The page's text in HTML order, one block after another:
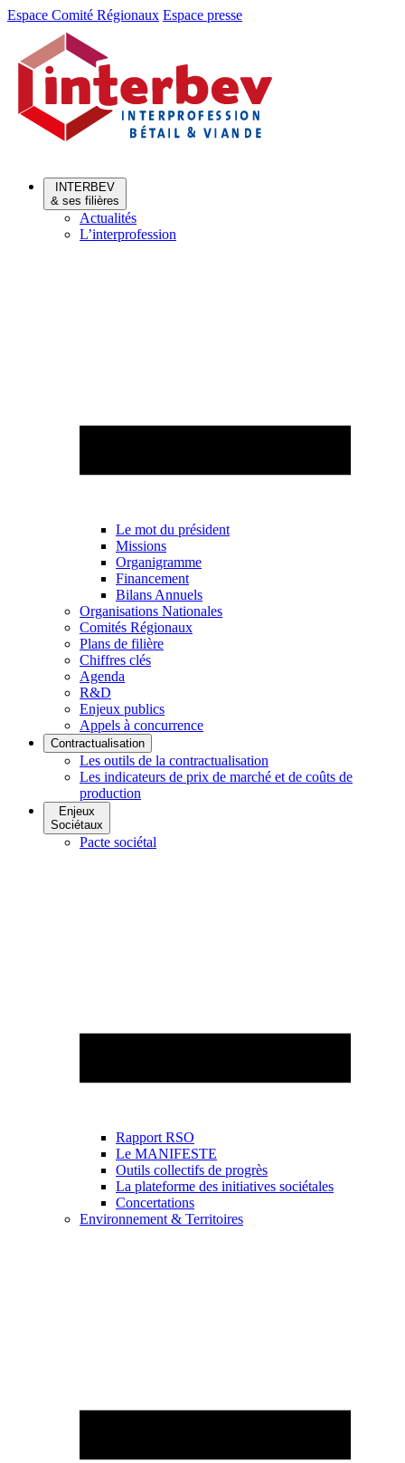
Aller
Aller
contenu
Espace Comité Régionaux Espace presse
INTERBEV
& ses filières
Actualités
L’interprofession
Le mot du président
Missions
Organigramme
Financement
Bilans Annuels
Organisations Nationales
Comités Régionaux
Plans de filière
Chiffres clés
Agenda
R&D
Enjeux publics
Appels à concurrence
Contractualisation
Les outils de la contractualisation
Les indicateurs de prix de marché et de coûts de
production
Enjeux
Sociétaux
Pacte sociétal
Rapport RSO
Le MANIFESTE
Outils collectifs de progrès
La plateforme des initiatives sociétales
Concertations
Environnement & Territoires